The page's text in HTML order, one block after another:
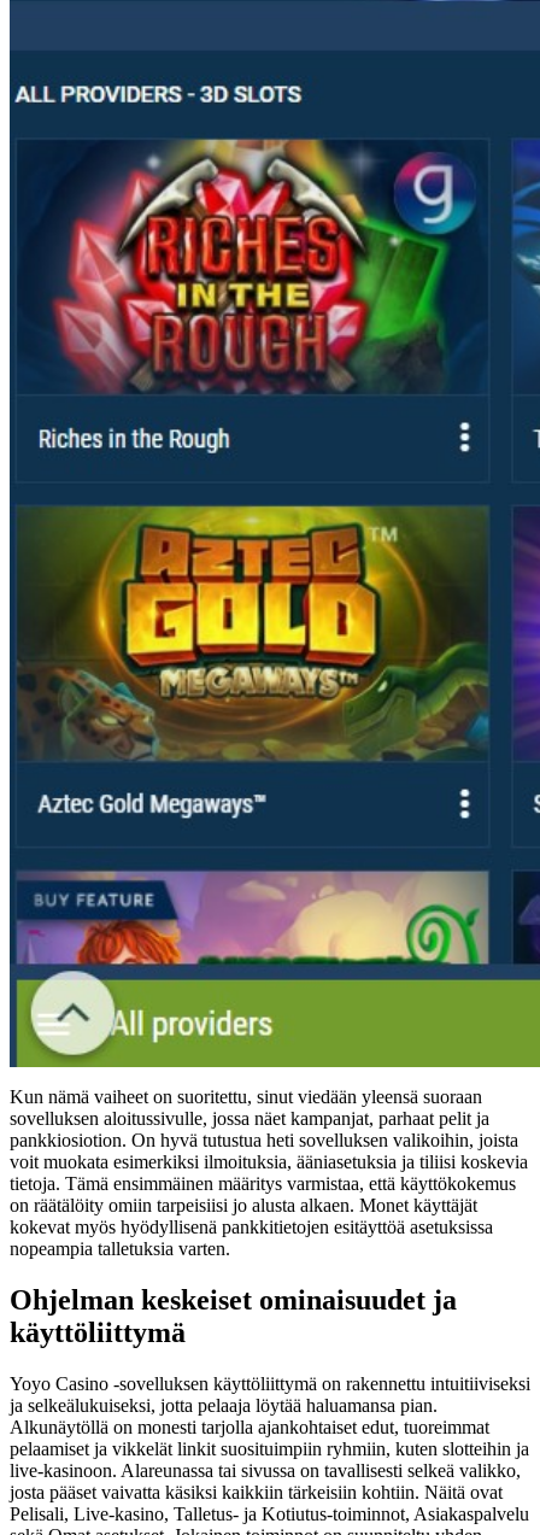
Kun nämä vaiheet on suoritettu, sinut viedään yleensä suoraan
sovelluksen aloitussivulle, jossa näet kampanjat, parhaat pelit ja
pankkiosiotion. On hyvä tutustua heti sovelluksen valikoihin, joista
voit muokata esimerkiksi ilmoituksia, ääniasetuksia ja tiliisi koskevia
tietoja. Tämä ensimmäinen määritys varmistaa, että käyttökokemus
on räätälöity omiin tarpeisiisi jo alusta alkaen. Monet käyttäjät
kokevat myös hyödyllisenä pankkitietojen esitäyttöä asetuksissa
nopeampia talletuksia varten.
Ohjelman keskeiset ominaisuudet ja
käyttöliittymä
Yoyo Casino -sovelluksen käyttöliittymä on rakennettu intuitiiviseksi
ja selkeälukuiseksi, jotta pelaaja löytää haluamansa pian.
Alkunäytöllä on monesti tarjolla ajankohtaiset edut, tuoreimmat
pelaamiset ja vikkelät linkit suosituimpiin ryhmiin, kuten slotteihin ja
live-kasinoon. Alareunassa tai sivussa on tavallisesti selkeä valikko,
josta pääset vaivatta käsiksi kaikkiin tärkeisiin kohtiin. Näitä ovat
Pelisali, Live-kasino, Talletus- ja Kotiutus-toiminnot, Asiakaspalvelu